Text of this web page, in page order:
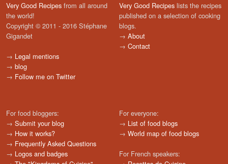
Very Good Recipes from all around
the world!
Copyright © 2011 - 2016 Stéphane
Gigandet
→ Legal mentions
→ blog
→ Follow me on Twitter
Very Good Recipes lists the recipes
published on a selection of cooking
blogs.
→ About
→ Contact
For food bloggers:
→ Submit your blog
→ How it works?
→ Frequently Asked Questions
→ Logos and badges
For everyone:
→ List of food blogs
→ World map of food blogs
For French speakers: